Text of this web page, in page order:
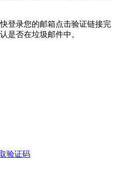
登录您的邮箱点击验证链接完
是否在垃圾邮件中。
验证码